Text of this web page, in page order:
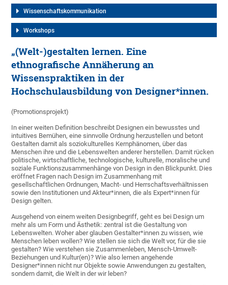
Wissenschaftskommunikation
Workshops
„(Welt-)gestalten lernen. Eine
ethnografische Annäherung an
Wissenspraktiken in der
Hochschulausbildung von Designer*innen.
(Promotionsprojekt)
In einer weiten Definition beschreibt Designen ein bewusstes und
intuitives Bemühen, eine sinnvolle Ordnung herzustellen und betont
Gestalten damit als soziokulturelles Kernphänomen, über das
Menschen ihre und die Lebenswelten anderer herstellen. Damit rücken
politische, wirtschaftliche, technologische, kulturelle, moralische und
soziale Funktionszusammenhänge von Design in den Blickpunkt. Dies
eröffnet Fragen nach Design im Zusammenhang mit
gesellschaftlichen Ordnungen, Macht- und Herrschaftsverhältnissen
sowie den Institutionen und Akteur*innen, die als Expert*innen für
Design gelten.
Ausgehend von einem weiten Designbegriff, geht es bei Design um
mehr als um Form und Ästhetik: zentral ist die Gestaltung von
Lebenswelten. Woher aber glauben Gestalter*innen zu wissen, wie
Menschen leben wollen? Wie stellen sie sich die Welt vor, für die sie
gestalten? Wie verstehen sie Zusammenleben, Mensch-Umwelt-
Beziehungen und Kultur(en)? Wie also lernen angehende
Designer*innen nicht nur Objekte sowie Anwendungen zu gestalten,
sondern damit, die Welt in der wir leben?